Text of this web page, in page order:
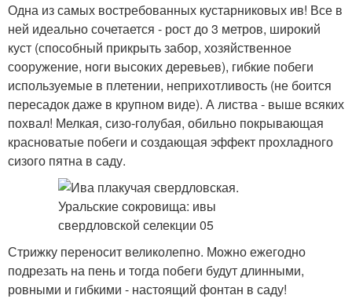
Одна из самых востребованных кустарниковых ив! Все в
ней идеально сочетается - рост до 3 метров, широкий
куст (способный прикрыть забор, хозяйственное
сооружение, ноги высоких деревьев), гибкие побеги
используемые в плетении, неприхотливость (не боится
пересадок даже в крупном виде). А листва - выше всяких
похвал! Мелкая, сизо-голубая, обильно покрывающая
красноватые побеги и создающая эффект прохладного
сизого пятна в саду.
Стрижку переносит великолепно. Можно ежегодно
подрезать на пень и тогда побеги будут длинными,
ровными и гибкими - настоящий фонтан в саду!